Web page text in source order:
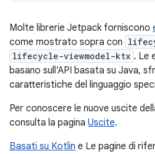
Molte librerie Jetpack forniscono
come mostrato sopra con
lifecycle-viewmodel-ktx . Le
basano sull'API basata su Java,
caratteristiche del linguaggio
Per conoscere le nuove uscite
consulta la pagina Uscite.
Basati su Kotlin e Le pagine di